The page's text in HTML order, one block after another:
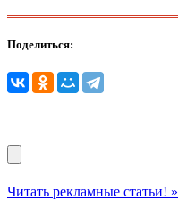
Поделиться:
Читать рекламные статьи! »